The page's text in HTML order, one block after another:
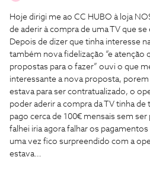
Hoje dirigi me ao CC HUBO à loja
de aderir à compra de uma TV que
Depois de dizer que tinha interesse
também nova fidelização “e atenção
propostas para o fazer” ouvi o que
interessante a nova proposta,
estava para ser contratualizado, o
poder aderir a compra da TV tinha
pago cerca de 100€ mensais sem
falhei iria agora falhar os
uma vez fico surpreendido com a
estava…